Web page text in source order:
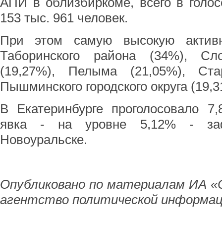
153 тыс. 961 человек.
При этом самую высокую
Таборинского района (34%),
(19,27%), Пелыма (21,05%),
Пышминского городского округа
В Екатеринбурге проголосовало
явка - на уровне 5,12% -
Новоуральске.
Опубликовано по материалам ИА
агентство политической